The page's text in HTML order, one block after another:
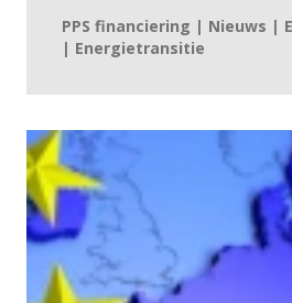
PPS financiering | Nieuws |
| Energietransitie